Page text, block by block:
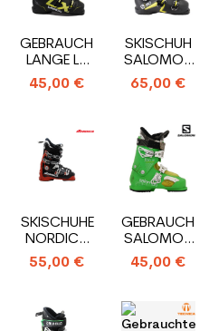
GEBRAUCHTE
LANGE LX
RTL
SKISCHUHE
45,00 €
SKISCHUH
SALOMON
PRO R100
65,00 €
SKISCHUHE
NORDICA
SPORTMACHINE
90 R
55,00 €
GEBRAUCHTE
SALOMON
FOCUS
SKISCHUHE
45,00 €